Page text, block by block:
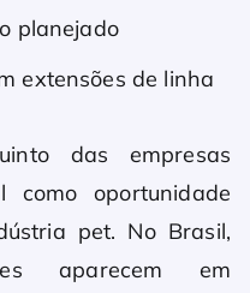
planejado
extensões de linha
das empresas
oportunidade
pet. No Brasil,
aparecem em